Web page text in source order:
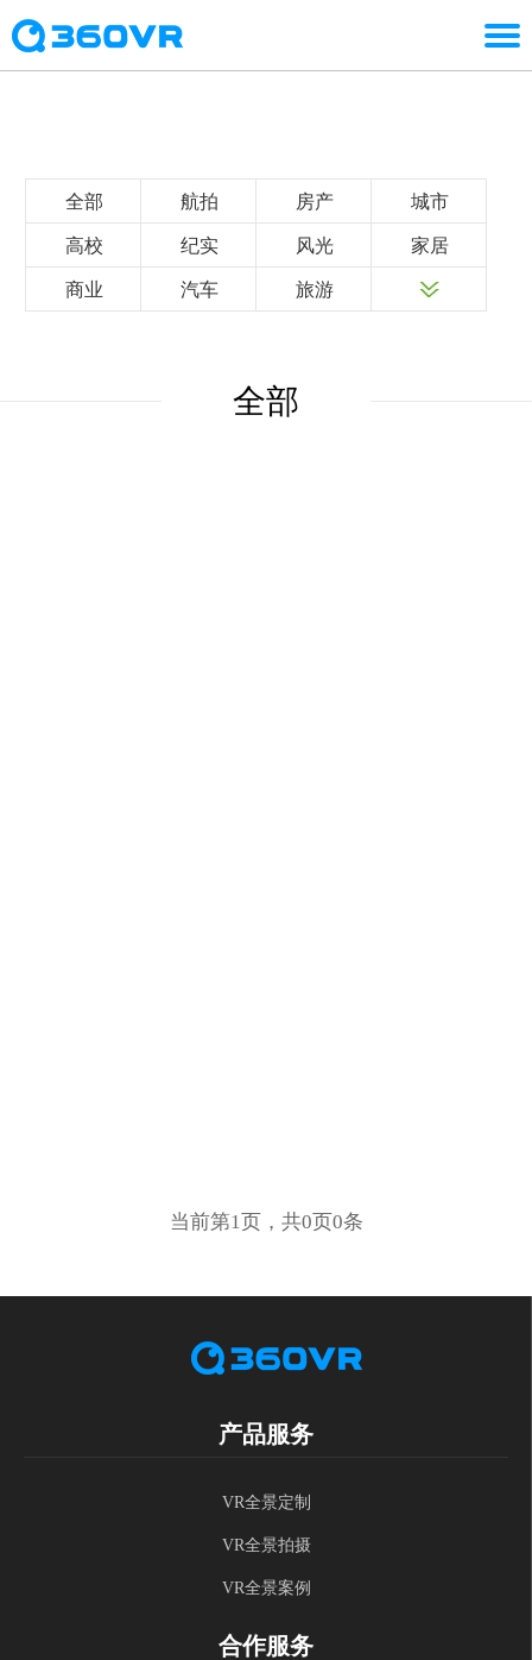
全部 航拍 房产 城市
高校 纪实 风光 家居
商业 汽车 旅游
全部
当前第1页，共0页0条
产品服务
VR全景定制
VR全景拍摄
VR全景案例
合作服务